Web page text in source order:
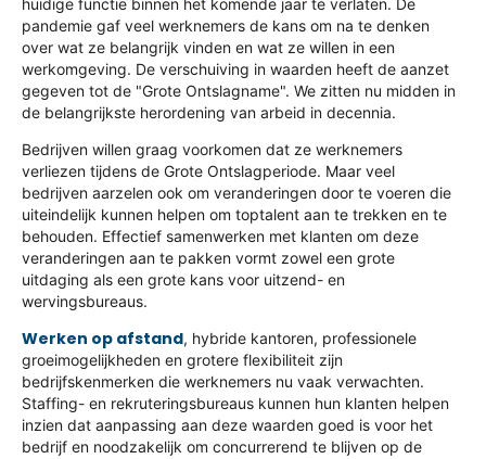
pandemie gaf veel werknemers de kans om na te denken
over wat ze belangrijk vinden en wat ze willen in een
werkomgeving. De verschuiving in waarden heeft de aanzet
gegeven tot de "Grote Ontslagname". We zitten nu midden in
de belangrijkste herordening van arbeid in decennia.
Bedrijven willen graag voorkomen dat ze werknemers
verliezen tijdens de Grote Ontslagperiode. Maar veel
bedrijven aarzelen ook om veranderingen door te voeren die
uiteindelijk kunnen helpen om toptalent aan te trekken en te
behouden. Effectief samenwerken met klanten om deze
veranderingen aan te pakken vormt zowel een grote
uitdaging als een grote kans voor uitzend- en
wervingsbureaus.
Werken op afstand, hybride kantoren, professionele
groeimogelijkheden en grotere flexibiliteit zijn
bedrijfskenmerken die werknemers nu vaak verwachten.
Staffing- en rekruteringsbureaus kunnen hun klanten helpen
inzien dat aanpassing aan deze waarden goed is voor het
bedrijf en noodzakelijk om concurrerend te blijven op de